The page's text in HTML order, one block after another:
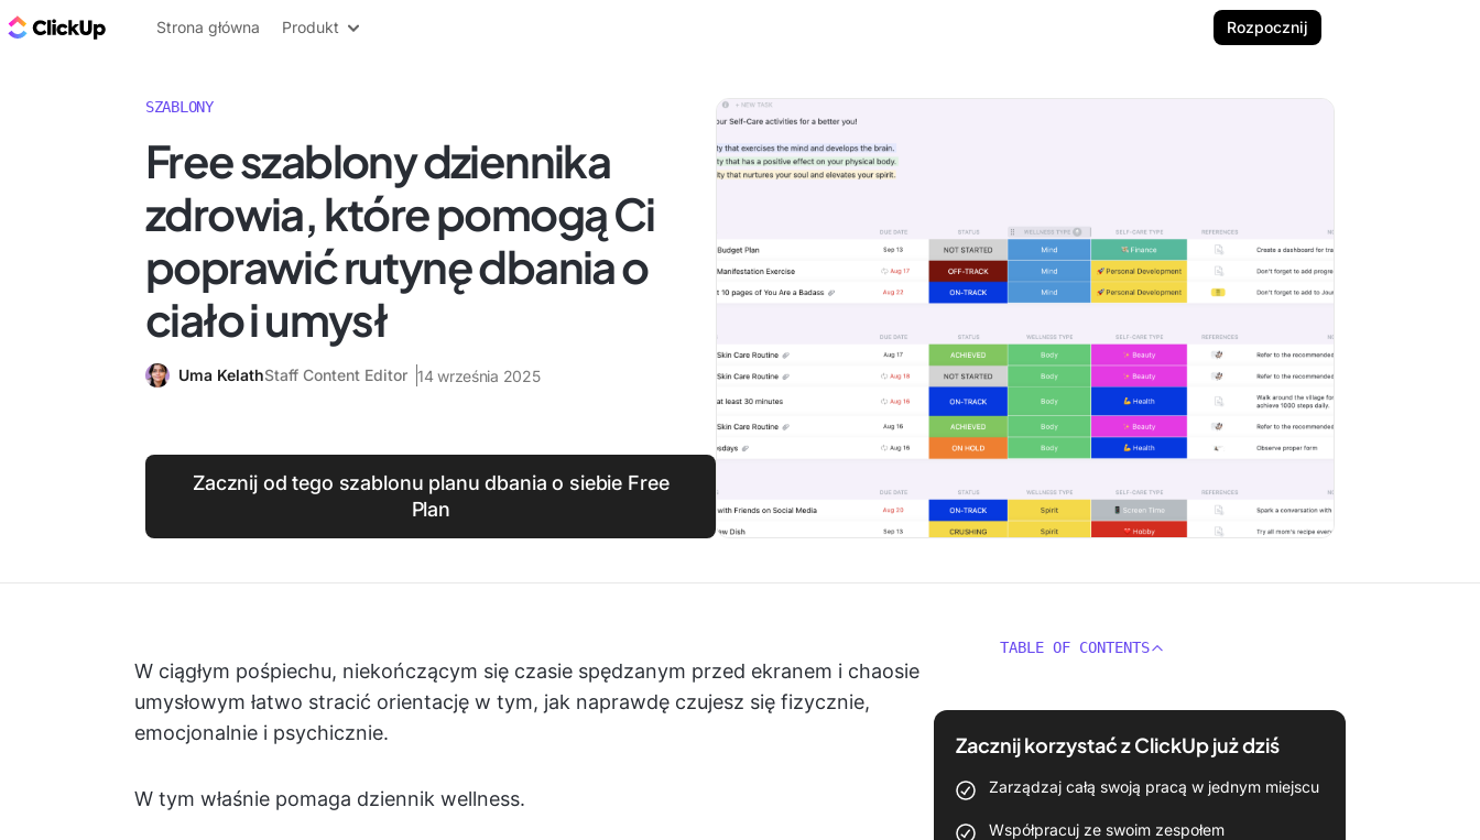
ClickUp Blog
Strona główna Produkt Rozpocznij
SZABLONY
Free szablony dziennika
zdrowia, które pomogą Ci
poprawić rutynę dbania o
ciało i umysł
Uma KelathStaff Content Editor 14 września 2025
Zacznij od tego szablonu planu dbania o siebie Free
Plan
W ciągłym pośpiechu, niekończącym się czasie spędzanym przed ekranem i chaosie
umysłowym łatwo stracić orientację w tym, jak naprawdę czujesz się fizycznie,
emocjonalnie i psychicznie.
W tym właśnie pomaga dziennik wellness.
TABLE OF CONTENTS
Zacznij korzystać z ClickUp już dziś
Zarządzaj całą swoją pracą w jednym miejscu
Współpracuj ze swoim zespołem